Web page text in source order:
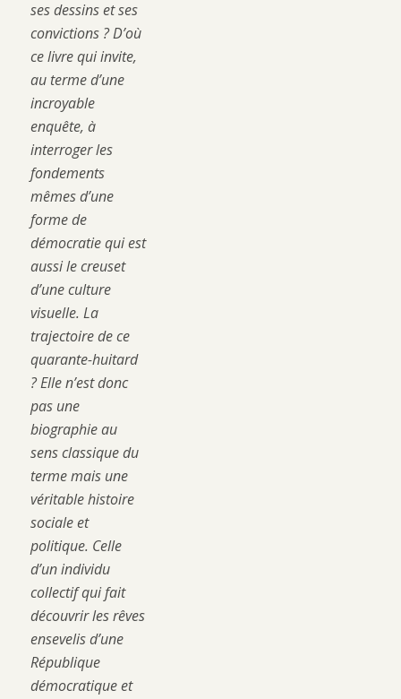
ses dessins et ses
convictions ? D’où
ce livre qui invite,
au terme d’une
incroyable
enquête, à
interroger les
fondements
mêmes d’une
forme de
démocratie qui est
aussi le creuset
d’une culture
visuelle. La
trajectoire de ce
quarante-huitard
? Elle n’est donc
pas une
biographie au
sens classique du
terme mais une
véritable histoire
sociale et
politique. Celle
d’un individu
collectif qui fait
découvrir les rêves
ensevelis d’une
République
démocratique et